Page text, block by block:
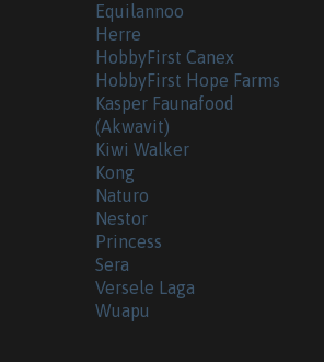
Equilannoo
Herre
HobbyFirst Canex
HobbyFirst Hope Farms
Kasper Faunafood
(Akwavit)
Kiwi Walker
Kong
Naturo
Nestor
Princess
Sera
Versele Laga
Wuapu